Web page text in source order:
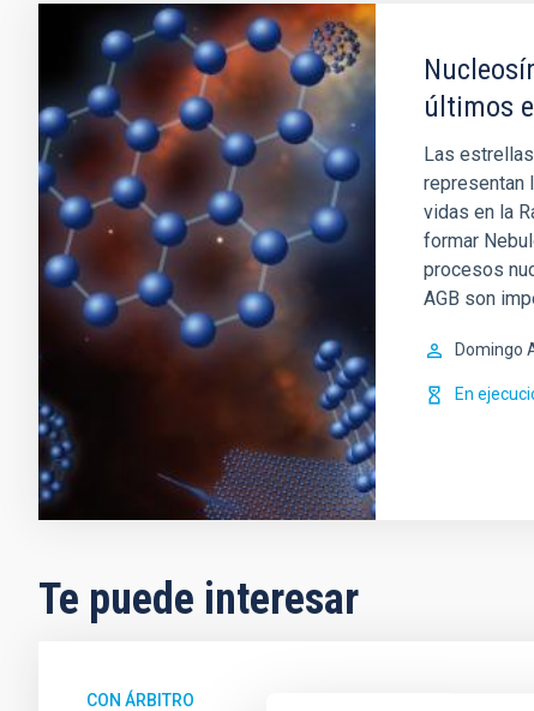
últimos
Las
representan
vidas en la
formar
procesos
AGB son
Domingo
En
Te puede interesar
CON ÁRBITRO